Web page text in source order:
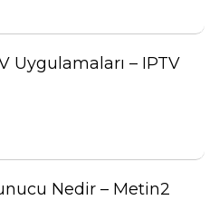
Uygulamaları – IPTV
Nedir – Metin2